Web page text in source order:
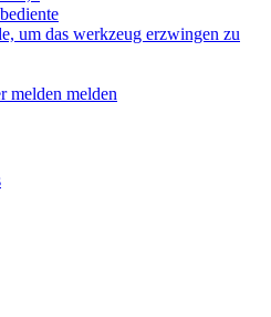
um das werkzeug erzwingen zu
melden melden